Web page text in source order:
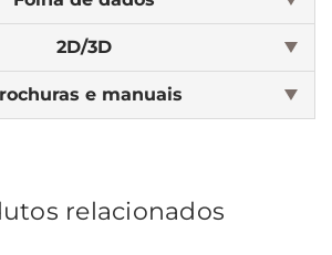
2D/3D
e manuais
relacionados